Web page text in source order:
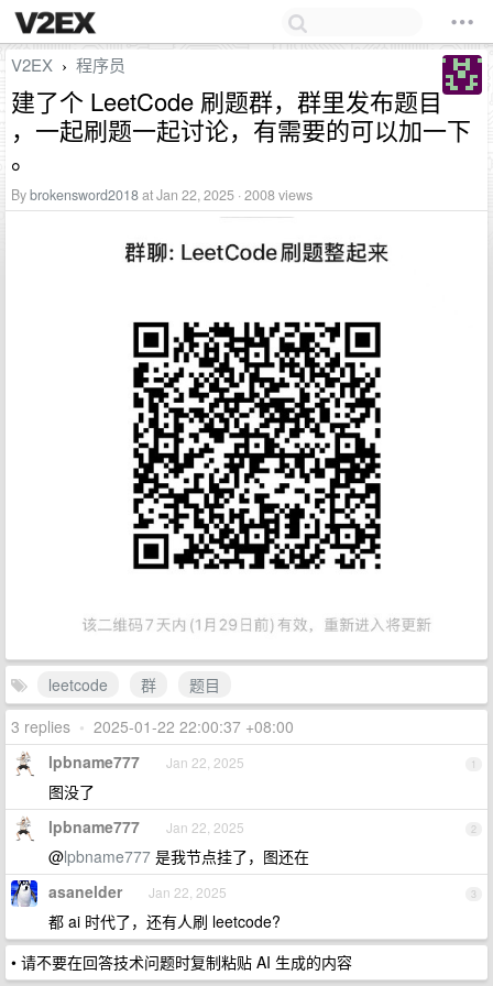
V2EX › 程序员
建了个 LeetCode 刷题群，群里发布题目
，一起刷题一起讨论，有需要的可以加一下
。
Bybrokensword2018at Jan 22, 2025 · 2008 views
leetcode 群
题目
3 replies • 2025-01-22 22:00:37 +08:00
1
lpbname777 Jan 22, 2025
图没了
2
lpbname777 Jan 22, 2025
@lpbname777 是我节点挂了，图还在
3
asanelder Jan 22, 2025
都 ai 时代了，还有人刷 leetcode?
• 请不要在回答技术问题时复制粘贴 AI 生成的内容